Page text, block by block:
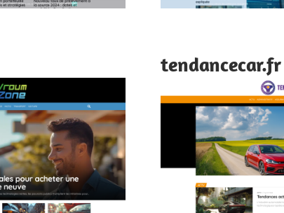
tendancecar.fr